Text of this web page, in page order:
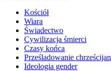
Kościół
Wiara
Świadectwo
Cywilizacja śmierci
Czasy końca
Prześladowanie chrześcijan
Ideologia gender